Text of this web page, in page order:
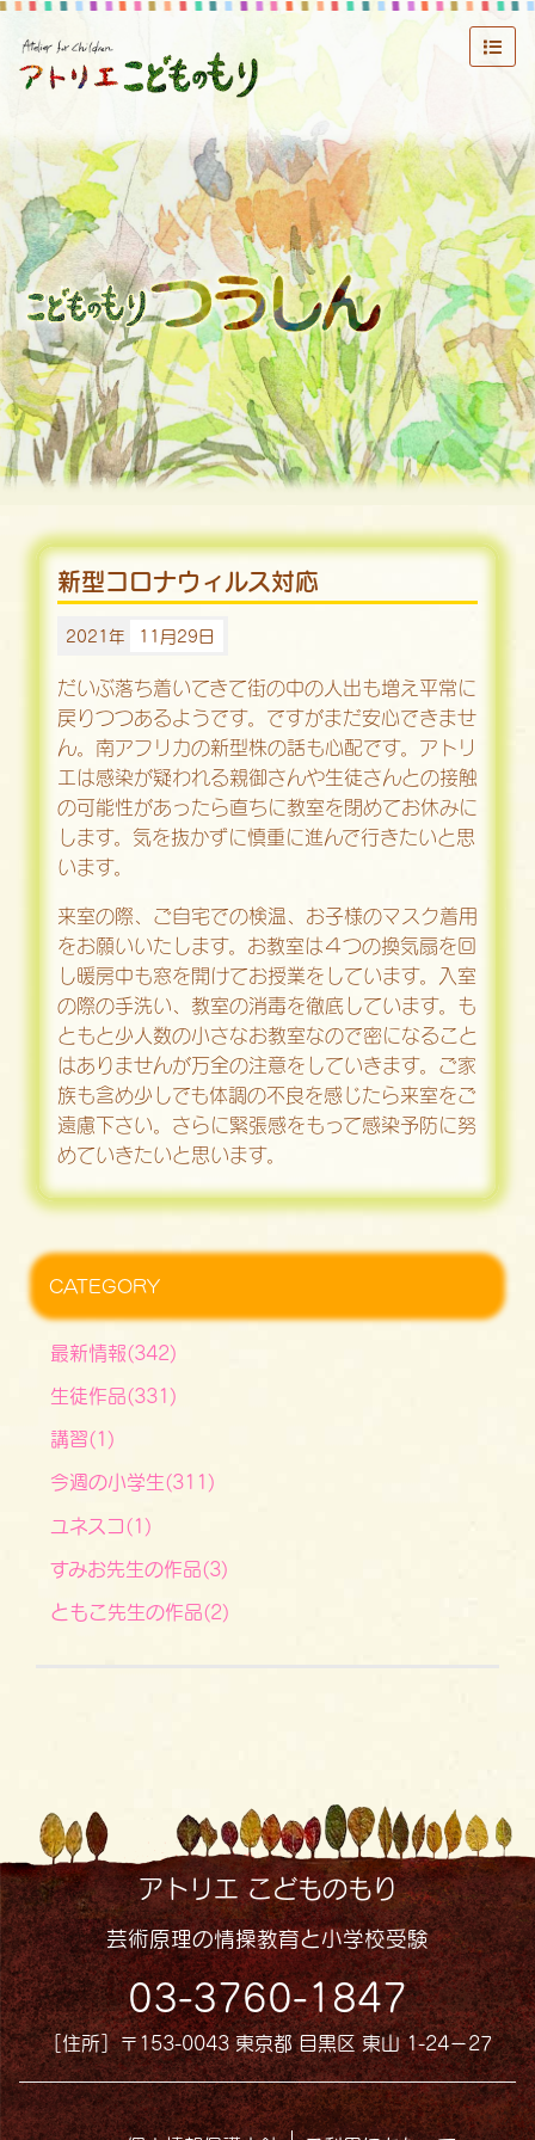
新型コロナウィルス対応
2021年 11月29日
だいぶ落ち着いてきて街の中の人出も増え平常に
戻りつつあるようです。ですがまだ安心できませ
ん。南アフリカの新型株の話も心配です。アトリ
エは感染が疑われる親御さんや生徒さんとの接触
の可能性があったら直ちに教室を閉めてお休みに
します。気を抜かずに慎重に進んで行きたいと思
います。
来室の際、ご自宅での検温、お子様のマスク着用
をお願いいたします。お教室は４つの換気扇を回
し暖房中も窓を開けてお授業をしています。入室
の際の手洗い、教室の消毒を徹底しています。も
ともと少人数の小さなお教室なので密になること
はありませんが万全の注意をしていきます。ご家
族も含め少しでも体調の不良を感じたら来室をご
遠慮下さい。さらに緊張感をもって感染予防に努
めていきたいと思います。
CATEGORY
最新情報(342)
生徒作品(331)
講習(1)
今週の小学生(311)
ユネスコ(1)
すみお先生の作品(3)
ともこ先生の作品(2)
アトリエ こどものもり
芸術原理の情操教育と小学校受験
03-3760-1847
［住所］〒153-0043 東京都 目黒区 東山 1-24−27